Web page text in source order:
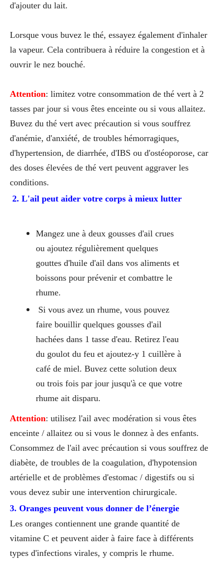
d'ajouter du lait.
Lorsque vous buvez le thé, essayez également d'inhaler
la vapeur. Cela contribuera à réduire la congestion et à
ouvrir le nez bouché.
Attention: limitez votre consommation de thé vert à 2
tasses par jour si vous êtes enceinte ou si vous allaitez.
Buvez du thé vert avec précaution si vous souffrez
d'anémie, d'anxiété, de troubles hémorragiques,
d'hypertension, de diarrhée, d'IBS ou d'ostéoporose, car
des doses élevées de thé vert peuvent aggraver les
conditions.
2. L'ail peut aider votre corps à mieux lutter
Mangez une à deux gousses d'ail crues
ou ajoutez régulièrement quelques
gouttes d'huile d'ail dans vos aliments et
boissons pour prévenir et combattre le
rhume.
Si vous avez un rhume, vous pouvez
faire bouillir quelques gousses d'ail
hachées dans 1 tasse d'eau. Retirez l'eau
du goulot du feu et ajoutez-y 1 cuillère à
café de miel. Buvez cette solution deux
ou trois fois par jour jusqu'à ce que votre
rhume ait disparu.
Attention: utilisez l'ail avec modération si vous êtes
enceinte / allaitez ou si vous le donnez à des enfants.
Consommez de l'ail avec précaution si vous souffrez de
diabète, de troubles de la coagulation, d'hypotension
artérielle et de problèmes d'estomac / digestifs ou si
vous devez subir une intervention chirurgicale.
3. Oranges peuvent vous donner de l’énergie
Les oranges contiennent une grande quantité de
vitamine C et peuvent aider à faire face à différents
types d'infections virales, y compris le rhume.